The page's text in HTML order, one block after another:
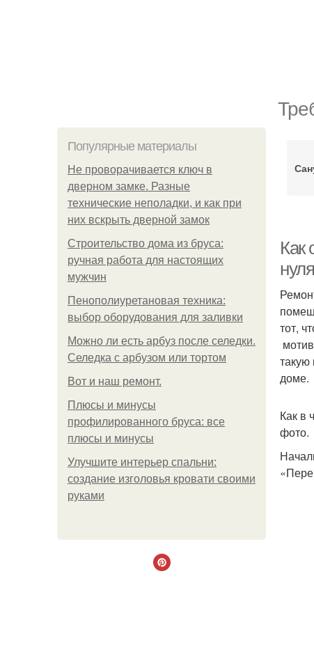
Популярные материалы
Не проворачивается ключ в
дверном замке. Разные
технические неполадки, и как при
них вскрыть дверной замок
Строительство дома из бруса:
ручная работа для настоящих
мужчин
Пенополиуретановая техника:
выбор оборудования для заливки
Можно ли есть арбуз после селедки.
Селедка с арбузом или тортом
Boт и наш ремoнт.
Плюсы и минусы
профилированного бруса: все
плюсы и минусы
Улучшите интерьер спальни:
создание изголовья кровати своими
руками
Как
нуля
тот,
такую
доме.
Как в
фото.